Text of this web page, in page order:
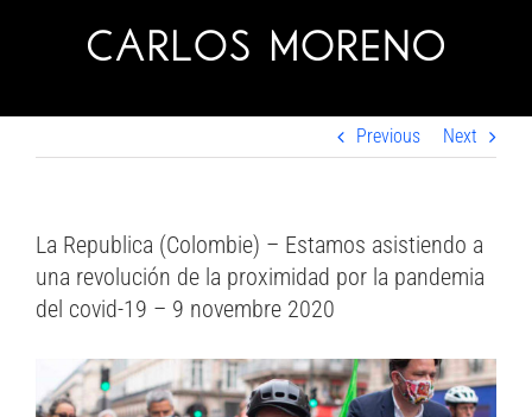
Previous Next
La Republica (Colombie) – Estamos asistiendo a
una revolución de la proximidad por la pandemia
del covid-19 – 9 novembre 2020